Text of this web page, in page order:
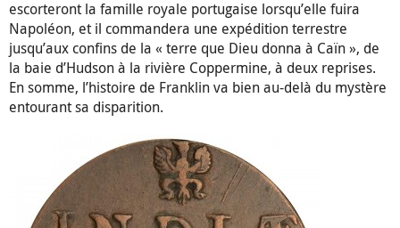
escorteront la famille royale portugaise lorsqu’elle fuira
Napoléon, et il commandera une expédition terrestre
jusqu’aux confins de la « terre que Dieu donna à Caïn », de
la baie d’Hudson à la rivière Coppermine, à deux reprises.
En somme, l’histoire de Franklin va bien au-delà du mystère
entourant sa disparition.